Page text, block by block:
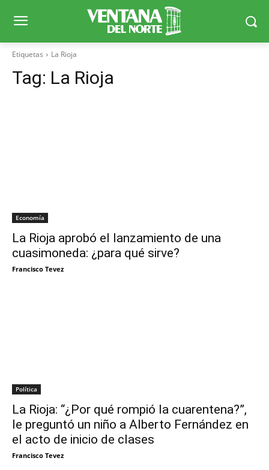
Etiquetas La Rioja
Tag: La Rioja
Economía
La Rioja aprobó el lanzamiento de una
cuasimoneda: ¿para qué sirve?
Francisco Tevez
Política
La Rioja: “¿Por qué rompió la cuarentena?”,
le preguntó un niño a Alberto Fernández en
el acto de inicio de clases
Francisco Tevez